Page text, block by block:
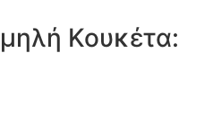
Κουκέτα: